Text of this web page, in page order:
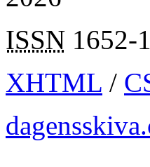
ISSN 1652-
XHTML /